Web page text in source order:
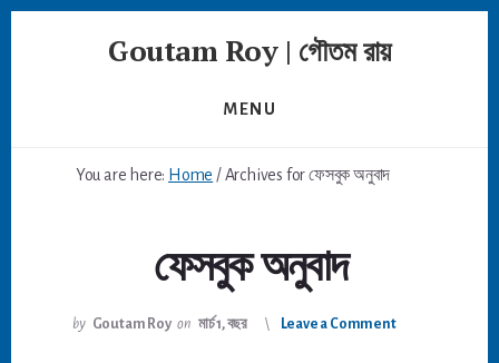
Goutam Roy | গৌতম রায়
MENU
You are here: Home /Archives for ফেসবুক অনুবাদ
ফেসবুক অনুবাদ
by Goutam Roy on মার্চ 1, বছর Leave a Comment